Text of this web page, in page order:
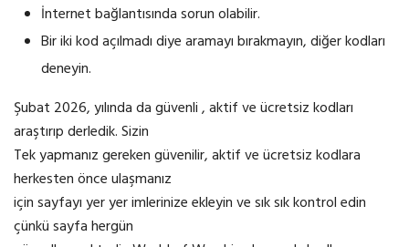
İnternet bağlantısında sorun olabilir.
Bir iki kod açılmadı diye aramayı bırakmayın, diğer kodları
deneyin.
Şubat 2026, yılında da güvenli , aktif ve ücretsiz kodları
araştırıp derledik. Sizin
Tek yapmanız gereken güvenilir, aktif ve ücretsiz kodlara
herkesten önce ulaşmanız
için sayfayı yer yer imlerinize ekleyin ve sık sık kontrol edin
çünkü sayfa hergün